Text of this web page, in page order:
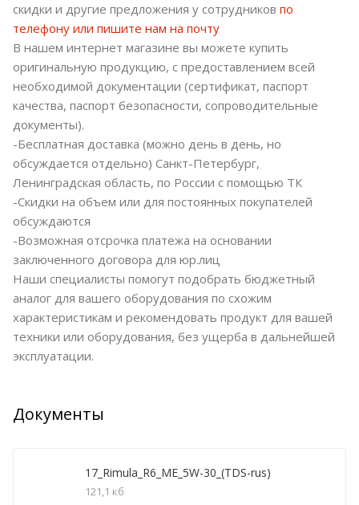
скидки и другие предложения у сотрудников по
телефону или пишите нам на почту
В нашем интернет магазине вы можете купить
оригинальную продукцию, с предоставлением всей
необходимой документации (сертификат, паспорт
качества, паспорт безопасности, сопроводительные
документы).
-Бесплатная доставка (можно день в день, но
обсуждается отдельно) Санкт-Петербург,
Ленинградская область, по России с помощью ТК
-Скидки на объем или для постоянных покупателей
обсуждаются
-Возможная отсрочка платежа на основании
заключенного договора для юр.лиц
Наши специалисты помогут подобрать бюджетный
аналог для вашего оборудования по схожим
характеристикам и рекомендовать продукт для вашей
техники или оборудования, без ущерба в дальнейшей
эксплуатации.
Документы
17_Rimula_R6_ME_5W-30_(TDS-rus)
121,1 кб